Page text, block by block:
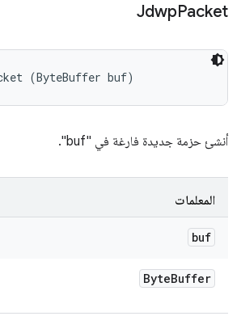
JdwpPacket
(ByteBuffer buf)
أنشئ حزمة جديدة فارغة في "buf".
المعلمات
buf
ByteBuffer